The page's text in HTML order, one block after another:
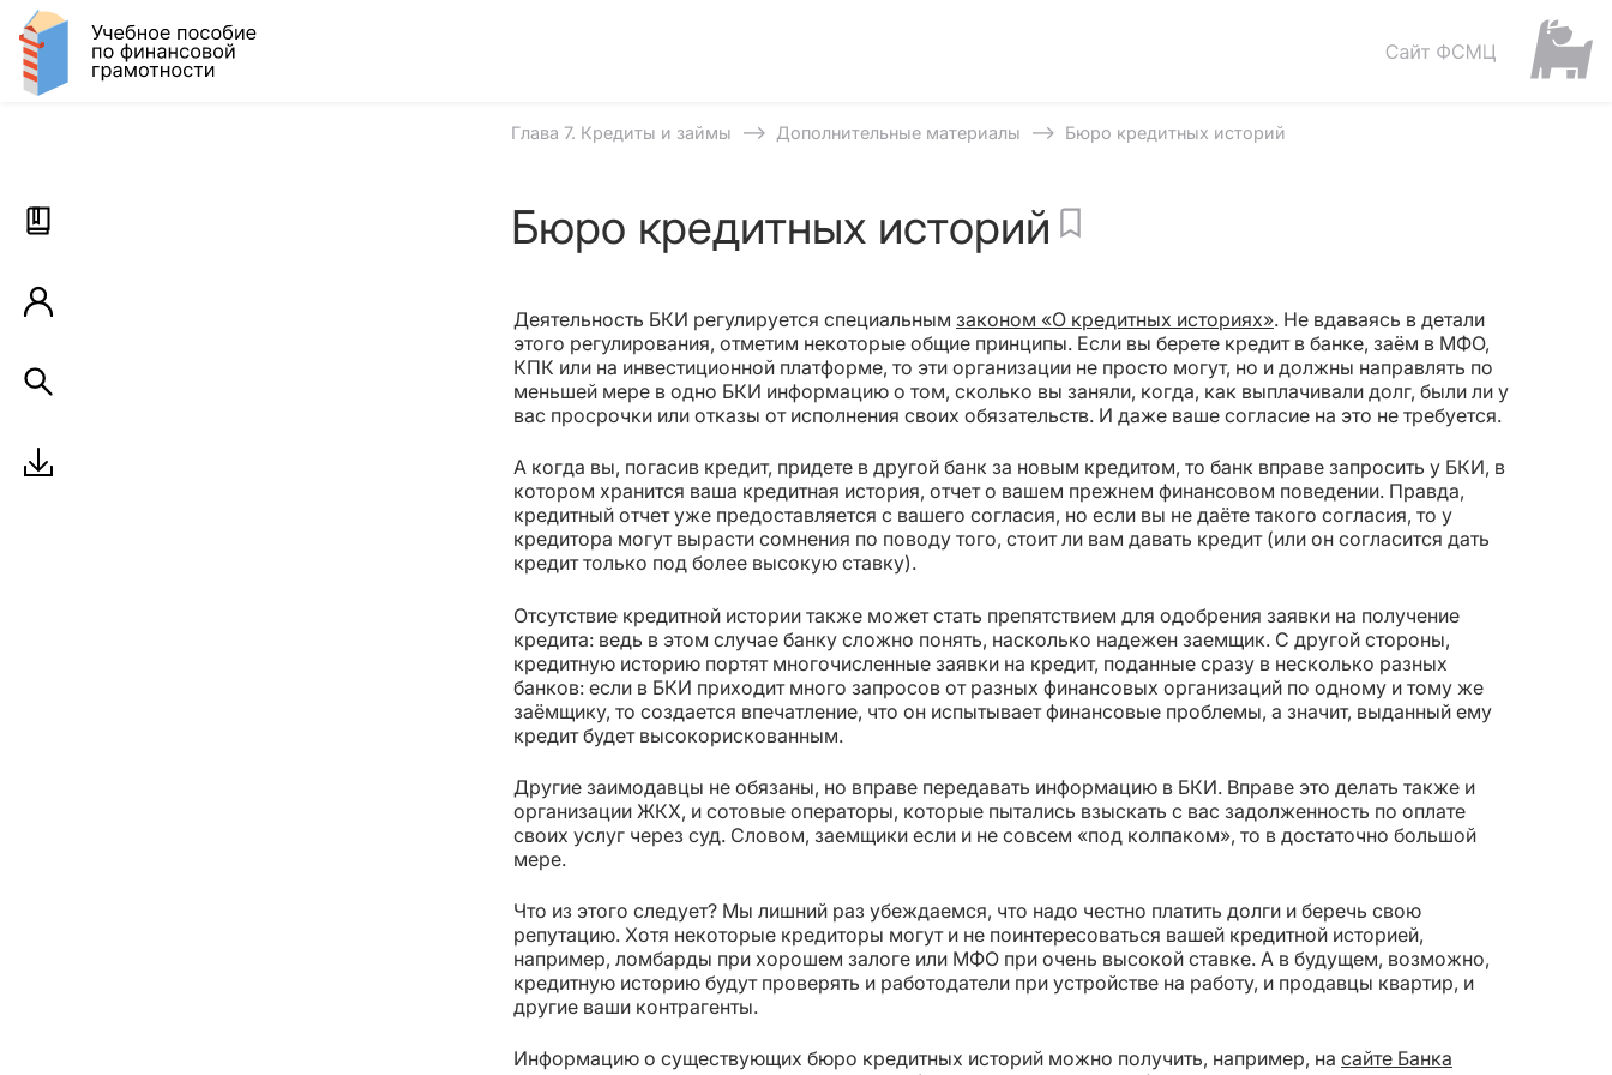
Глава 7. Кредиты и займы ⟶ Дополнительные материалы ⟶ Бюро кредитных историй
Бюро кредитных историй
Деятельность БКИ регулируется специальным законом «О кредитных историях». Не вдаваясь в детали
этого регулирования, отметим некоторые общие принципы. Если вы берете кредит в банке, заём в МФО,
КПК или на инвестиционной платформе, то эти организации не просто могут, но и должны направлять по
меньшей мере в одно БКИ информацию о том, сколько вы заняли, когда, как выплачивали долг, были ли у
вас просрочки или отказы от исполнения своих обязательств. И даже ваше согласие на это не требуется.
А когда вы, погасив кредит, придете в другой банк за новым кредитом, то банк вправе запросить у БКИ, в
котором хранится ваша кредитная история, отчет о вашем прежнем финансовом поведении. Правда,
кредитный отчет уже предоставляется с вашего согласия, но если вы не даёте такого согласия, то у
кредитора могут вырасти сомнения по поводу того, стоит ли вам давать кредит (или он согласится дать
кредит только под более высокую ставку).
Отсутствие кредитной истории также может стать препятствием для одобрения заявки на получение
кредита: ведь в этом случае банку сложно понять, насколько надежен заемщик. С другой стороны,
кредитную историю портят многочисленные заявки на кредит, поданные сразу в несколько разных
банков: если в БКИ приходит много запросов от разных финансовых организаций по одному и тому же
заёмщику, то создается впечатление, что он испытывает финансовые проблемы, а значит, выданный ему
кредит будет высокорискованным.
Другие заимодавцы не обязаны, но вправе передавать информацию в БКИ. Вправе это делать также и
организации ЖКХ, и сотовые операторы, которые пытались взыскать с вас задолженность по оплате
своих услуг через суд. Словом, заемщики если и не совсем «под колпаком», то в достаточно большой
мере.
Что из этого следует? Мы лишний раз убеждаемся, что надо честно платить долги и беречь свою
репутацию. Хотя некоторые кредиторы могут и не поинтересоваться вашей кредитной историей,
например, ломбарды при хорошем залоге или МФО при очень высокой ставке. А в будущем, возможно,
кредитную историю будут проверять и работодатели при устройстве на работу, и продавцы квартир, и
другие ваши контрагенты.
Информацию о существующих бюро кредитных историй можно получить, например, на сайте Банка